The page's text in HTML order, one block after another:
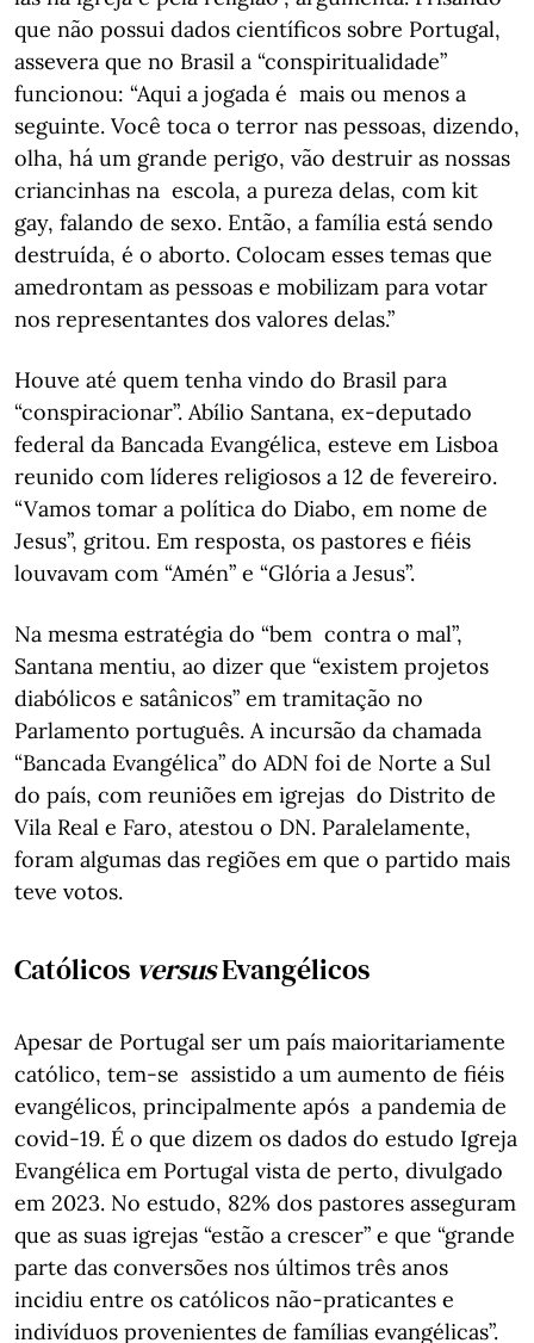
que não possui dados científicos sobre Portugal,
assevera que no Brasil a “conspiritualidade”
funcionou: “Aqui a jogada é mais ou menos a
seguinte. Você toca o terror nas pessoas, dizendo,
olha, há um grande perigo, vão destruir as nossas
criancinhas na escola, a pureza delas, com kit
gay, falando de sexo. Então, a família está sendo
destruída, é o aborto. Colocam esses temas que
amedrontam as pessoas e mobilizam para votar
nos representantes dos valores delas.”
Houve até quem tenha vindo do Brasil para
“conspiracionar”. Abílio Santana, ex-deputado
federal da Bancada Evangélica, esteve em Lisboa
reunido com líderes religiosos a 12 de fevereiro.
“Vamos tomar a política do Diabo, em nome de
Jesus”, gritou. Em resposta, os pastores e fiéis
louvavam com “Amén” e “Glória a Jesus”.
Na mesma estratégia do “bem contra o mal”,
Santana mentiu, ao dizer que “existem projetos
diabólicos e satânicos” em tramitação no
Parlamento português. A incursão da chamada
“Bancada Evangélica” do ADN foi de Norte a Sul
do país, com reuniões em igrejas do Distrito de
Vila Real e Faro, atestou o DN. Paralelamente,
foram algumas das regiões em que o partido mais
teve votos.
Católicos versusEvangélicos
Apesar de Portugal ser um país maioritariamente
católico, tem-se assistido a um aumento de fiéis
evangélicos, principalmente após a pandemia de
covid-19. É o que dizem os dados do estudo Igreja
Evangélica em Portugal vista de perto, divulgado
em 2023. No estudo, 82% dos pastores asseguram
que as suas igrejas “estão a crescer” e que “grande
parte das conversões nos últimos três anos
incidiu entre os católicos não-praticantes e
indivíduos provenientes de famílias evangélicas”.